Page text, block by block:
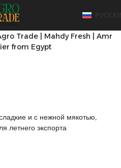
и с нежной мякотью,
летнего экспорта